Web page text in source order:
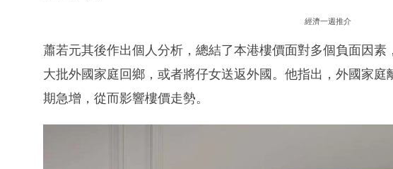
經濟一週推介
蕭若元其後作出個人分析，總結了本港樓價面對多個負面因
大批外國家庭回鄉，或者將仔女送返外國。他指出，外國家
期急增，從而影響樓價走勢。